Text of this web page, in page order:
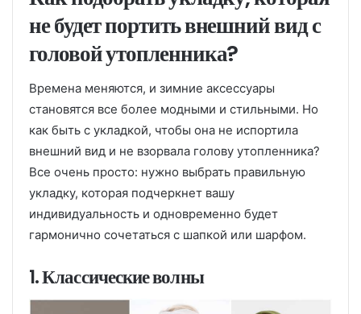
не будет портить внешний вид с
головой утопленника?
Времена меняются, и зимние аксессуары
становятся все более модными и стильными. Но
как быть с укладкой, чтобы она не испортила
внешний вид и не взорвала голову утопленника?
Все очень просто: нужно выбрать правильную
укладку, которая подчеркнет вашу
индивидуальность и одновременно будет
гармонично сочетаться с шапкой или шарфом.
1. Классические волны